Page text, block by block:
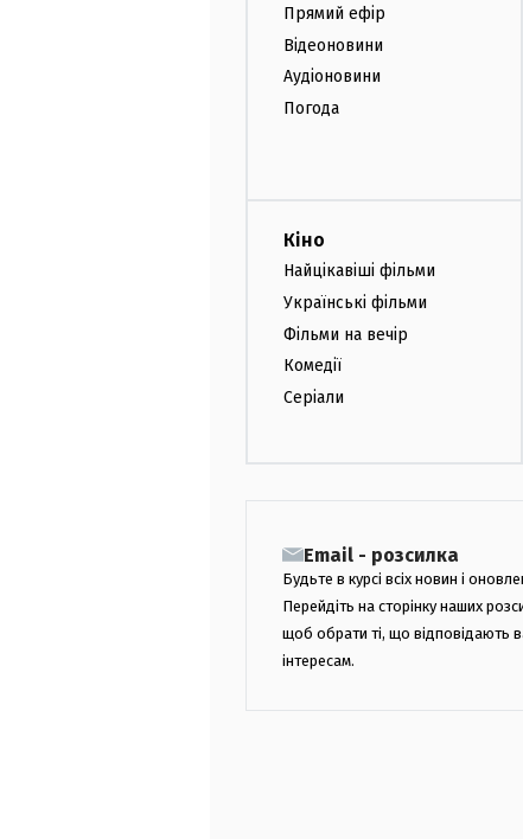
Прямий ефір
Відеоновини
Аудіоновини
Погода
Кіно
Найцікавіші фільми
Українські фільми
Фільми на вечір
Комедії
Серіали
Email - розсилка
Будьте в курсі всіх новин і
Перейдіть на сторінку наших
щоб обрати ті, що відповідають
інтересам.